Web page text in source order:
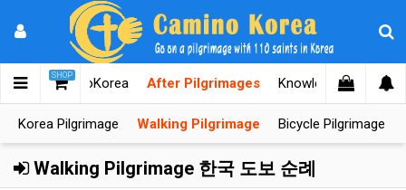
SHOP
CaminoKorea After Pilgrimages Knowledges
Korea Pilgrimage Walking Pilgrimage Bicycle Pilgrimage
Walking Pilgrimage 한국 도보 순례